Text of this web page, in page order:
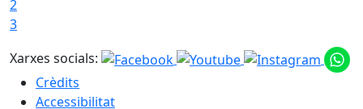
2
3
Xarxes socials:
Crèdits
Accessibilitat